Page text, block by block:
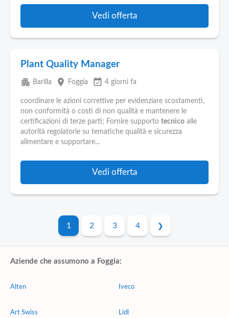
Vedi offerta
Plant Quality Manager
apartment Barilla place Foggia event_available 4 giorni fa
coordinare le azioni correttive per evidenziare scostamenti,
non conformità o costi di non qualità e mantenere le
certificazioni di terze parti; Fornire supporto tecnico alle
autorità regolatorie su tematiche qualità e sicurezza
alimentare e supportare...
Vedi offerta
1 2 3 4
Aziende che assumono a Foggia:
Alten
Art Swiss
Iveco
Lidl